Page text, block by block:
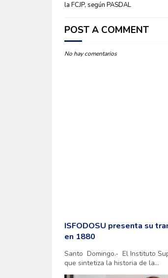
la FCJP, según PASDAL
POST A COMMENT
No hay comentarios
ISFODOSU presenta su
en 1880
Santo Domingo.- El Instituto
que sintetiza la historia de la...